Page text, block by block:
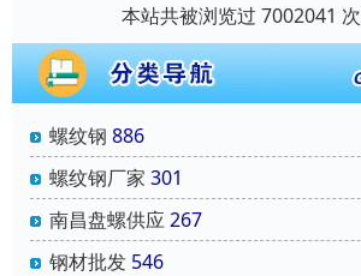
本站共被浏览过 7002041 次
螺纹钢 886
螺纹钢厂家 301
南昌盘螺供应267
钢材批发 546